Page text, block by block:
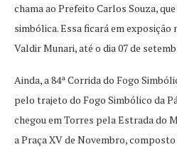
chama ao Prefeito Carlos Souza,
simbólica. Essa ficará em
Valdir Munari, até o dia 07 de
Ainda, a 84ª Corrida do Fogo
pelo trajeto do Fogo Simbólico da
chegou em Torres pela Estrada do
a Praça XV de Novembro,